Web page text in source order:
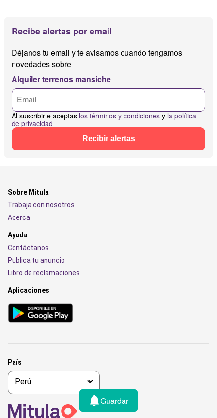
Recibe alertas por email
Déjanos tu email y te avisamos cuando tengamos
novedades sobre
Alquiler terrenos mansiche
Al suscribirte aceptas los términos y condiciones y la política
de privacidad
Recibir alertas
Guardar
Sobre Mitula
Trabaja con nosotros
Acerca
Ayuda
Contáctanos
Publica tu anuncio
Libro de reclamaciones
Aplicaciones
País